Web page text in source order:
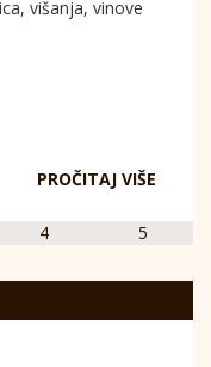
višanja, vinove
PROČITAJ VIŠE
4 5